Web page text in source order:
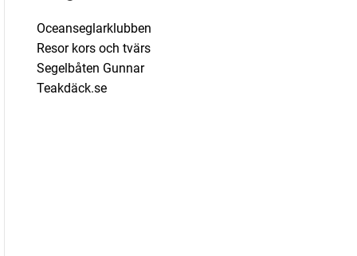
r
i
e
Oceanseglarklubben
Resor kors och tvärs
Segelbåten Gunnar
Teakdäck.se